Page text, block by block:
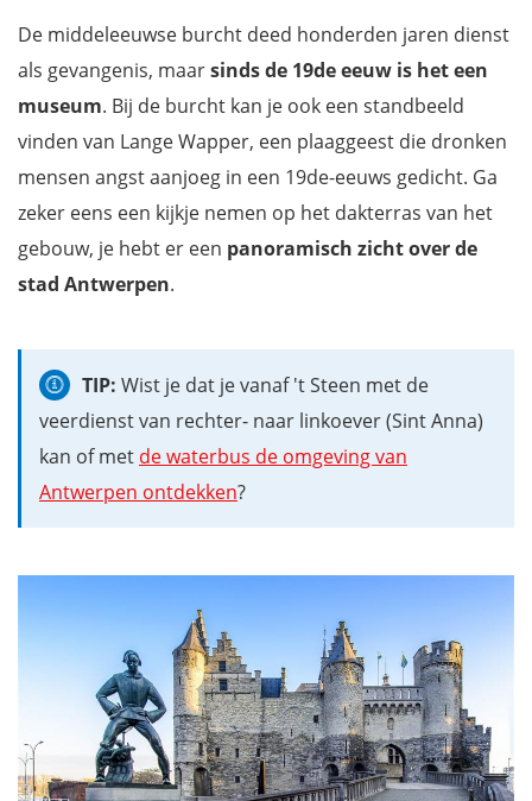
De middeleeuwse burcht deed honderden jaren dienst
als gevangenis, maarsinds de 19de eeuw is het een
museum. Bij de burcht kan je ook een standbeeld
vinden van Lange Wapper, een plaaggeest die dronken
mensen angst aanjoeg in een 19de-eeuws gedicht. Ga
zeker eens een kijkje nemen op het dakterras van het
gebouw, je hebt er een panoramisch zicht over de
stad Antwerpen.
TIP: Wist je dat je vanaf 't Steen met de
veerdienst van rechter- naar linkoever (Sint Anna)
kan of met de waterbus de omgeving van
Antwerpen ontdekken?